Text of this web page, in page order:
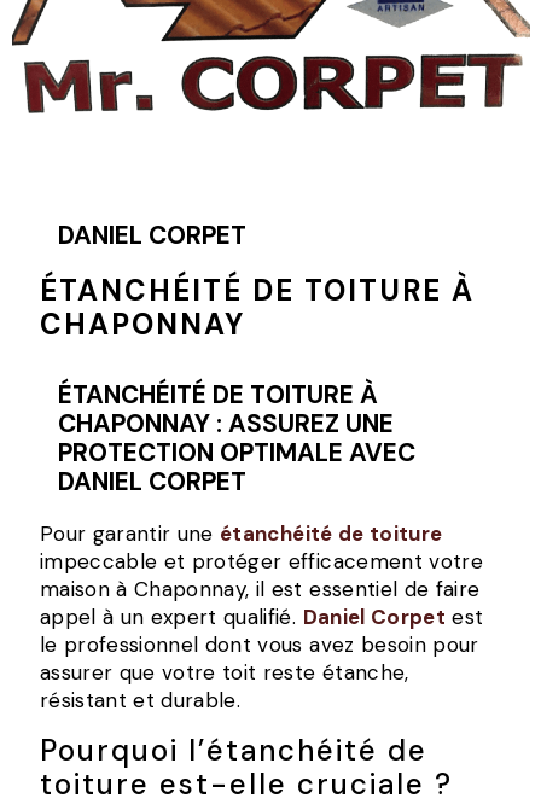
DANIEL CORPET
ÉTANCHÉITÉ DE TOITURE À
CHAPONNAY
ÉTANCHÉITÉ DE TOITURE À
CHAPONNAY : ASSUREZ UNE
PROTECTION OPTIMALE AVEC
DANIEL CORPET
Pour garantir une étanchéité de toiture
impeccable et protéger efficacement votre
maison à Chaponnay, il est essentiel de faire
appel à un expert qualifié. Daniel Corpet est
le professionnel dont vous avez besoin pour
assurer que votre toit reste étanche,
résistant et durable.
Pourquoi l’étanchéité de
toiture est-elle cruciale ?